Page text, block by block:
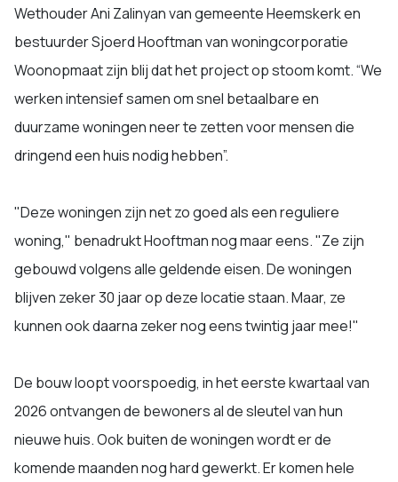
Wethouder Ani Zalinyan van gemeente Heemskerk en
bestuurder Sjoerd Hooftman van woningcorporatie
Woonopmaat zijn blij dat het project op stoom komt. “We
werken intensief samen om snel betaalbare en
duurzame woningen neer te zetten voor mensen die
dringend een huis nodig hebben”.
"Deze woningen zijn net zo goed als een reguliere
woning," benadrukt Hooftman nog maar eens. "Ze zijn
gebouwd volgens alle geldende eisen. De woningen
blijven zeker 30 jaar op deze locatie staan. Maar, ze
kunnen ook daarna zeker nog eens twintig jaar mee!"
De bouw loopt voorspoedig, in het eerste kwartaal van
2026 ontvangen de bewoners al de sleutel van hun
nieuwe huis. Ook buiten de woningen wordt er de
komende maanden nog hard gewerkt. Er komen hele